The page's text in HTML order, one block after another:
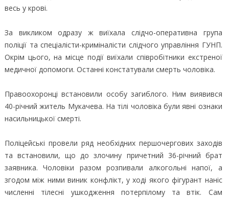
весь у крові.
За викликом одразу ж виїхала слідчо-оперативна група
поліції та спеціалісти-криміналісти слідчого управління ГУНП.
Окрім цього, на місце події виїхали співробітники екстреної
медичної допомоги. Останні констатували смерть чоловіка.
Правоохоронці встановили особу загиблого. Ним виявився
40-річний житель Мукачева. На тілі чоловіка були явні ознаки
насильницької смерті.
Поліцейські провели ряд необхідних першочергових заходів
та встановили, що до злочину причетний 36-річний брат
заявника. Чоловіки разом розпивали алкогольні напої, а
згодом між ними виник конфлікт, у ході якого фігурант наніс
численні тілесні ушкодження потерпілому та втік. Сам